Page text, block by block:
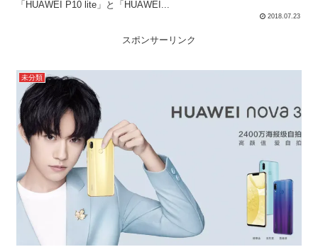
「HUAWEI P10 lite」と「HUAWEI...
2018.07.23
スポンサーリンク
未分類